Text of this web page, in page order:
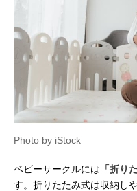
Photo by iStock
ベビーサークルには 「折り
す。折りたたみ式は収納し